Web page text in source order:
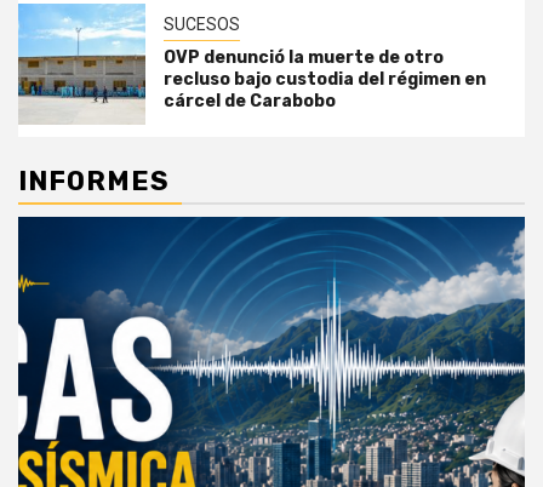
SUCESOS
OVP denunció la muerte de otro
recluso bajo custodia del régimen en
cárcel de Carabobo
INFORMES